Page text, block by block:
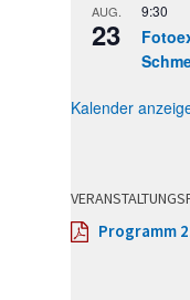
AUG.
23
9:30
Kalender
Programm